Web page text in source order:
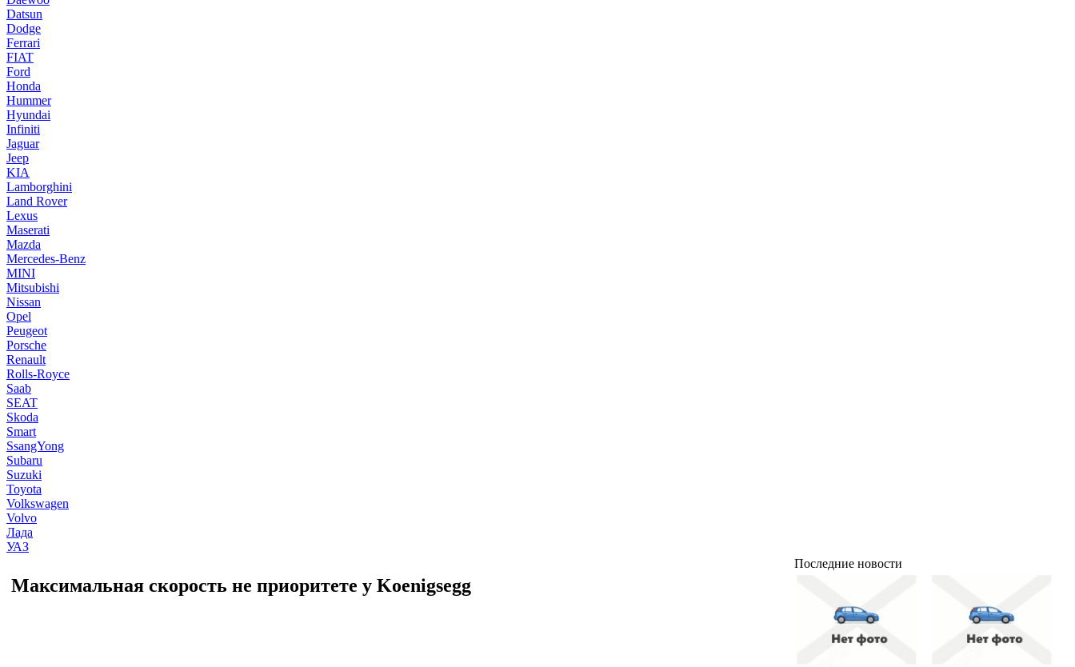
Datsun
Dodge
Ferrari
FIAT
Ford
Honda
Hummer
Hyundai
Infiniti
Jaguar
Jeep
KIA
Lamborghini
Land Rover
Lexus
Maserati
Mazda
Mercedes-Benz
MINI
Mitsubishi
Nissan
Opel
Peugeot
Porsche
Renault
Rolls-Royce
Saab
SEAT
Skoda
Smart
SsangYong
Subaru
Suzuki
Toyota
Volkswagen
Volvo
Лада
УАЗ
Максимальная скорость не приоритете у Koenigsegg
Последние новости